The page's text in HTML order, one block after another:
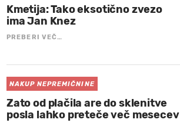
Kmetija: Tako eksotično zvezo
ima Jan Knez
PREBERI VEČ…
NAKUP NEPREMIČNINE
Zato od plačila are do sklenitve
posla lahko preteče več mesecev